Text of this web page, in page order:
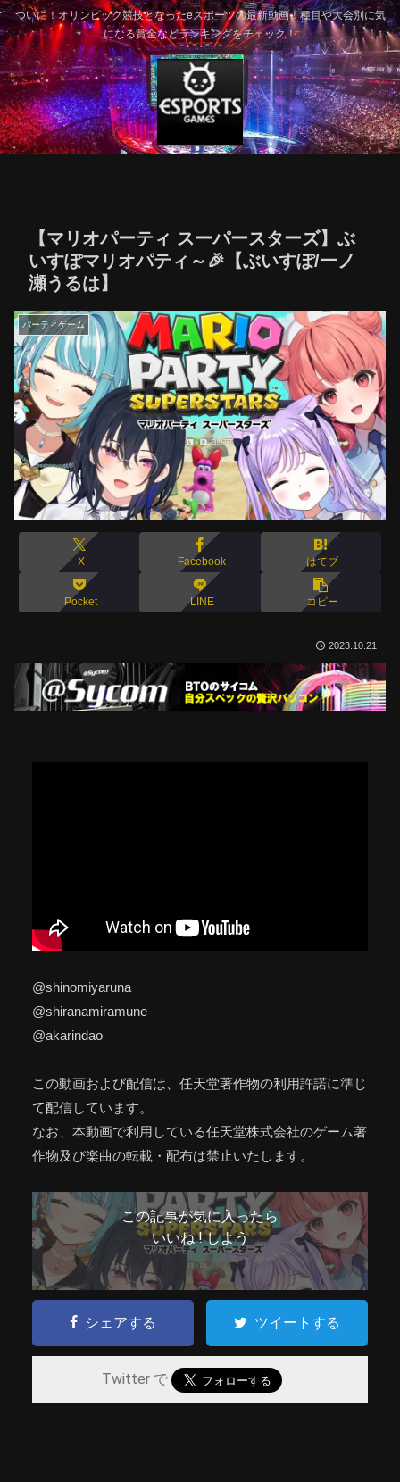
ついに！オリンピック競技となったeスポーツの最新動画！種目や大会別に気
になる賞金などランキングをチェック！
【マリオパーティ スーパースターズ】ぶ
いすぽマリオパティ～🎉【ぶいすぽ/一ノ
瀬うるは】
パーティゲーム
X Facebook はてブ
Pocket LINE コピー
2023.10.21
@shinomiyaruna
@shiranamiramune
@akarindao
この動画および配信は、任天堂著作物の利用許諾に準じ
て配信しています。
なお、本動画で利用している任天堂株式会社のゲーム著
作物及び楽曲の転載・配布は禁止いたします。
この記事が気に入ったら
いいね ! しよう
シェアする ツイートする
Twitter で